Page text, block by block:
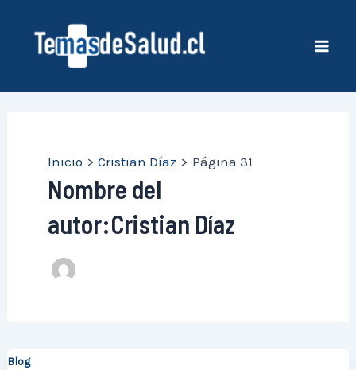
contenido
Inicio Cristian Díaz Página 31
Nombre del
autor:Cristian Díaz
Blog